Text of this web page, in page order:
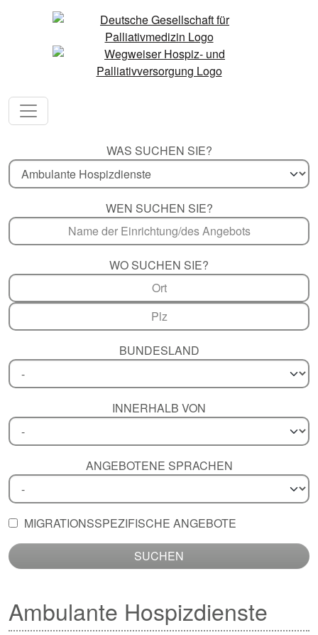
WAS SUCHEN SIE?
WEN SUCHEN SIE?
WO SUCHEN SIE?
BUNDESLAND
INNERHALB VON
ANGEBOTENE SPRACHEN
MIGRATIONSSPEZIFISCHE ANGEBOTE
SUCHEN
Ambulante Hospizdienste